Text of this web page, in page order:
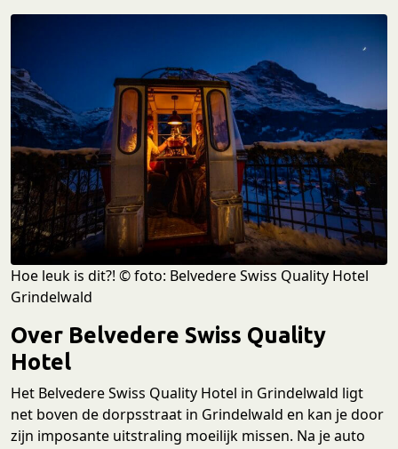
Hoe leuk is dit?! © foto: Belvedere Swiss Quality Hotel
Grindelwald
Over Belvedere Swiss Quality
Hotel
Het Belvedere Swiss Quality Hotel in Grindelwald ligt
net boven de dorpsstraat in Grindelwald en kan je door
zijn imposante uitstraling moeilijk missen. Na je auto